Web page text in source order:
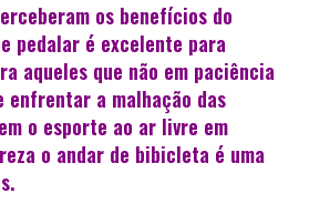
os benefícios do
pedalar é excelente para
aqueles que não em paciência
enfrentar a malhação das
o esporte ao ar livre em
o andar de bibicleta é uma